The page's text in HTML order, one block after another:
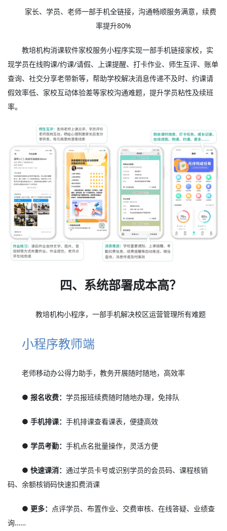
家长、学员、老师一部手机全链接，沟通畅顺服务满意，续费
率提升80%
教培机构消课软件家校服务小程序实现一部手机链接家校，实
现学员在线购课/约课/请假、上课提醒、打卡作业、师生互评、账单
查询、社交分享老带新等，帮助学校解决消息传递不及时、约课请
假效率低、家校互动体验差等家校沟通难题，提升学员粘性及续班
率。
四、系统部署成本高？
教培机构小程序，一部手机解决校区运营管理所有难题
小程序教师端
老师移动办公得力助手，教务开展随时随地，高效率
● 报名收费：学员报班续费随时随地办理，免排队
● 手机排课：手机排课查看课表，便捷高效
● 学员考勤：手机点名批量操作，灵活方便
● 快速课消：通过学员卡号或识别学员的会员码、课程核销
码、余额核销码快速扣费消课
● 更多： 点评学员、布置作业、交费审核、在线答疑、业绩查
询……